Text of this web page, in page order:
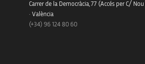
Carrer de la Democràcia, 77 (Accés per C/
· València
(+34) 96 124 80 60